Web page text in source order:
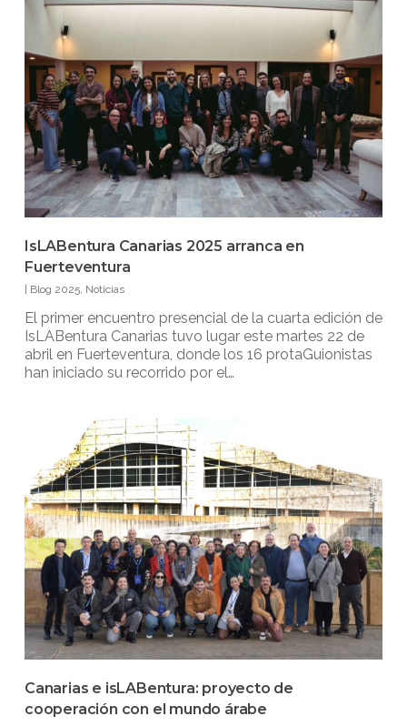
IsLABentura Canarias 2025 arranca en
Fuerteventura
| Blog 2025, Noticias
El primer encuentro presencial de la cuarta edición de
IsLABentura Canarias tuvo lugar este martes 22 de
abril en Fuerteventura, donde los 16 protaGuionistas
han iniciado su recorrido por el…
Canarias e isLABentura: proyecto de
cooperación con el mundo árabe